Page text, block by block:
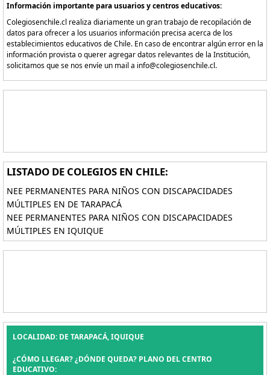
Información importante para usuarios y centros educativos:
Colegiosenchile.cl realiza diariamente un gran trabajo de recopilación de
datos para ofrecer a los usuarios información precisa acerca de los
establecimientos educativos de Chile. En caso de encontrar algún error en la
información provista o querer agregar datos relevantes de la Institución,
solicitamos que se nos envíe un mail a info@colegiosenchile.cl.
LISTADO DE COLEGIOS EN CHILE:
NEE PERMANENTES PARA NIÑOS CON DISCAPACIDADES
MÚLTIPLES EN DE TARAPACÁ
NEE PERMANENTES PARA NIÑOS CON DISCAPACIDADES
MÚLTIPLES EN IQUIQUE
LOCALIDAD: DE TARAPACÁ, IQUIQUE
¿CÓMO LLEGAR? ¿DÓNDE QUEDA? PLANO DEL CENTRO
EDUCATIVO: